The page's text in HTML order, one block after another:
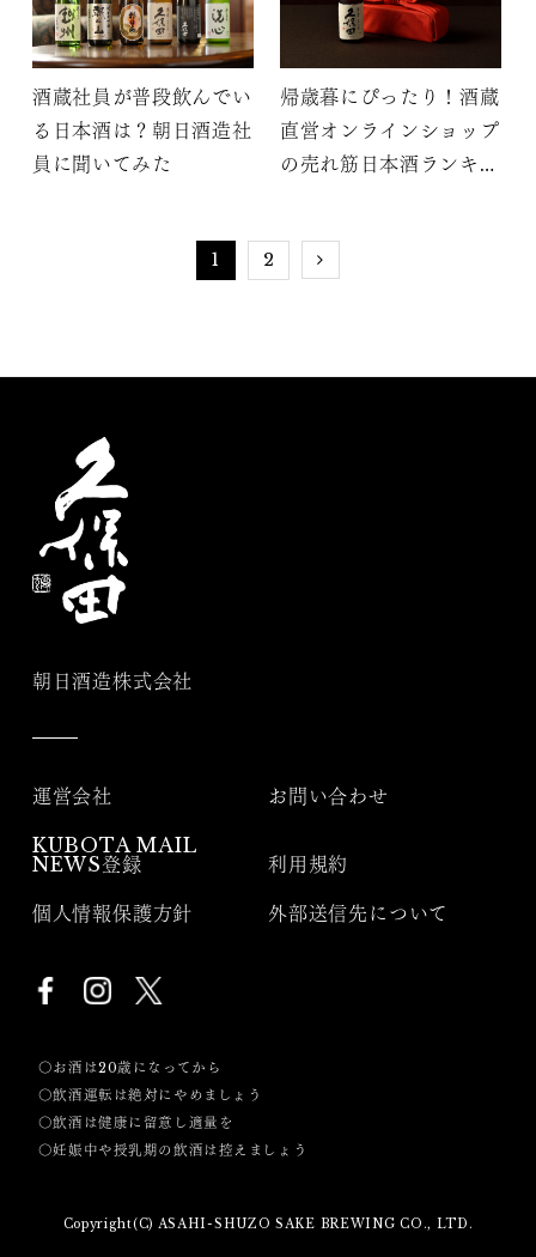
酒蔵社員が普段飲んでい
る日本酒は？朝日酒造社
員に聞いてみた
帰歳暮にぴったり！酒蔵
直営オンラインショップ
の売れ筋日本酒ランキン
1 2
朝日酒造株式会社
運営会社 お問い合わせ
KUBOTA MAIL
NEWS登録
利用規約
個人情報保護方針 外部送信先について
〇お酒は20歳になってから
〇飲酒運転は絶対にやめましょう
〇飲酒は健康に留意し適量を
〇妊娠中や授乳期の飲酒は控えましょう
Copyright(C) ASAHI-SHUZO SAKE BREWING CO., LTD.